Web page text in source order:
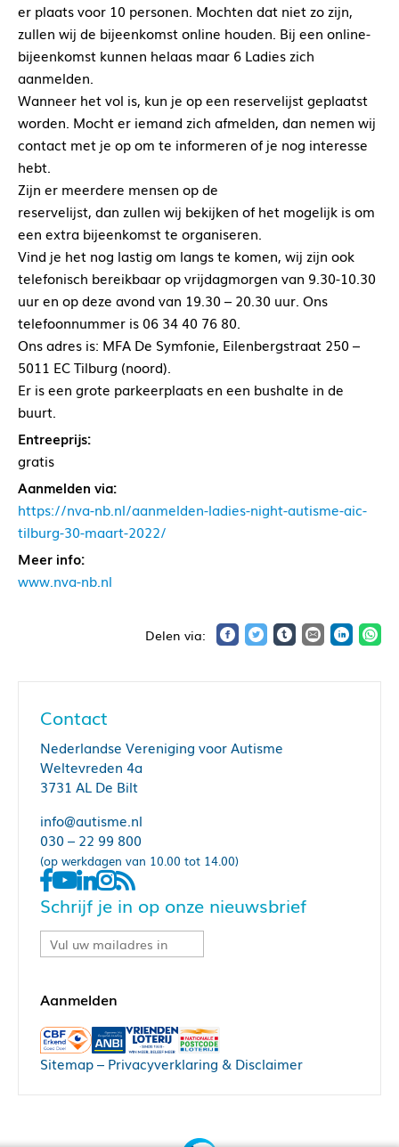
er plaats voor 10 personen. Mochten dat niet zo zijn,
zullen wij de bijeenkomst online houden. Bij een online-
bijeenkomst kunnen helaas maar 6 Ladies zich
aanmelden.
Wanneer het vol is, kun je op een reservelijst geplaatst
worden. Mocht er iemand zich afmelden, dan nemen wij
contact met je op om te informeren of je nog interesse
hebt.
Zijn er meerdere mensen op de
reservelijst, dan zullen wij bekijken of het mogelijk is om
een extra bijeenkomst te organiseren.
Vind je het nog lastig om langs te komen, wij zijn ook
telefonisch bereikbaar op vrijdagmorgen van 9.30-10.30
uur en op deze avond van 19.30 – 20.30 uur. Ons
telefoonnummer is 06 34 40 76 80.
Ons adres is: MFA De Symfonie, Eilenbergstraat 250 –
5011 EC Tilburg (noord).
Er is een grote parkeerplaats en een bushalte in de
buurt.
Entreeprijs:
gratis
Aanmelden via:
https://nva-nb.nl/aanmelden-ladies-night-autisme-aic-
tilburg-30-maart-2022/
Meer info:
www.nva-nb.nl
Contact
Nederlandse Vereniging voor Autisme
Weltevreden 4a
3731 AL De Bilt
info@autisme.nl
030 – 22 99 800
(op werkdagen van 10.00 tot 14.00)
Schrijf je in op onze nieuwsbrief
Sitemap– Privacyverklaring & Disclaimer